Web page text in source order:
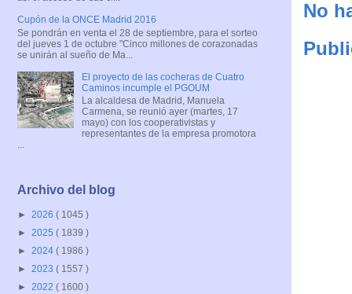
No
Cupón de la ONCE Madrid 2016
Se pondrán en venta el 28 de septiembre, para el sorteo
del jueves 1 de octubre "Cinco millones de corazonadas
se unirán al sueño de Ma...
El proyecto de las cocheras de Cuatro
Caminos incumple el PGOUM
La alcaldesa de Madrid, Manuela
Carmena, se reunió ayer (martes, 17
mayo) con los cooperativistas y
representantes de la empresa promotora
...
Archivo del blog
► 2026 ( 1045 )
► 2025 ( 1839 )
► 2024 ( 1986 )
► 2023 ( 1557 )
► 2022 ( 1600 )